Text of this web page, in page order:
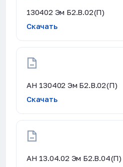
130402 Эм Б2.В.02(П)
Скачать
АН 130402 Эм Б2.В.02(П)
Скачать
АН 13.04.02 Эм Б2.В.04(П)